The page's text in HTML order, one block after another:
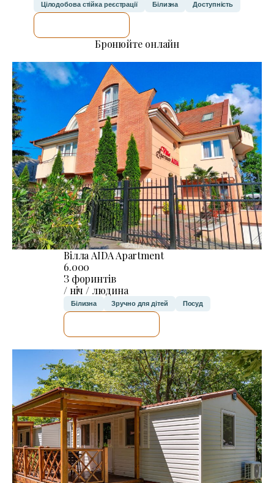
Цілодобова стійка реєстрації Білизна Доступність
Бронюйте онлайн
Вілла AIDA Apartment
6.000
З форинтів
/ ніч / людина
Білизна Зручно для дітей Посуд